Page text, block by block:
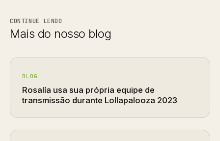
CONTINUE LENDO
Mais do nosso blog
BLOG
Rosalía usa sua própria equipe de
transmissão durante Lollapalooza 2023